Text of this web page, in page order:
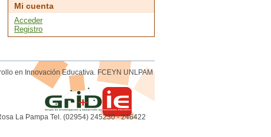
Mi cuenta
Acceder
Registro
en Innovación Educativa. FCEYN UNLPAM
La Pampa Tel. (02954) 245230 - 246422